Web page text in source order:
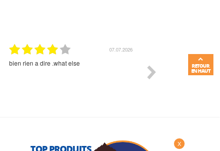
01.07.2026
Commande et délais parfait Très bon suivi et très
X
RETOUR
EN HAUT